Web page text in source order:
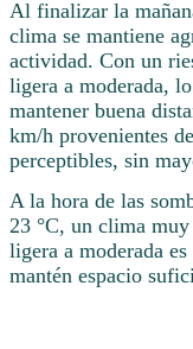
Al finalizar la
clima se mantiene
actividad. Con un
ligera a moderada,
mantener buena
km/h provenientes
perceptibles, sin
A la hora de las
23 °C, un clima
ligera a moderada
mantén espacio